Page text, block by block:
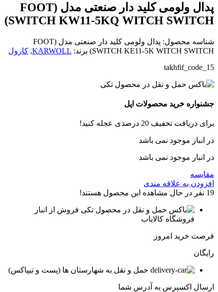
پدال ولومی کلید دار صنعتی مدل (FOOT
SWITCH KW11-5KQ WITCH SWITCH)
شناسه محصول:
پدال ولومی کلید دار صنعتی مدل (FOOT
SWITCH KE11-5K WITCH SWITCH)
برند: KARWOLL
, کارول
takhfif_code_15
جشنواره خرید محصولات اپل
برای دریافت تخفیف 20 درصدی عجله کنید!
در انبار موجود نمی باشد
در انبار موجود نمی باشد
مقایسه
افزودن به علاقه مندی
19 نفر در حال مشاهده این محصول هستند!
فروش از انبار
فروشگاه کالایاب
فرصت خرید امروز
رایگان
حمل و نقل به شهارستان ها (پست و تیپاکس)
ارسال اکسپرس به آدرس شما